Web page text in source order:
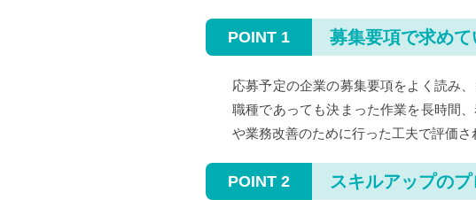
募集要項で求め
応募予定の企業の募集要項をよく読み
職種であっても決まった作業を長時間
や業務改善のために行った工夫で評価
スキルアップの